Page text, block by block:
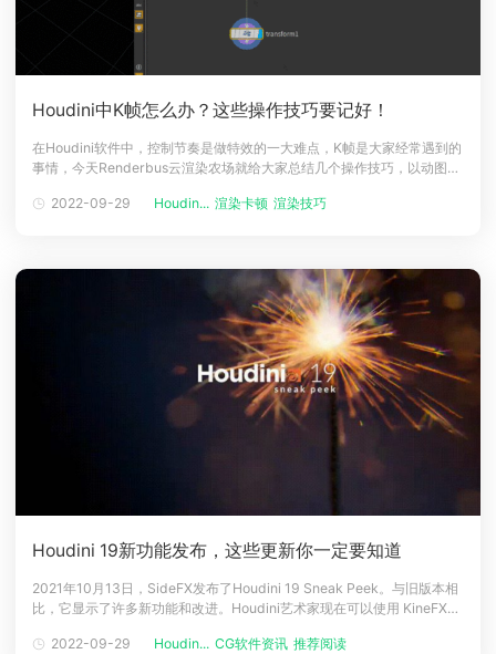
Houdini中K帧怎么办？这些操作技巧要记好！
在Houdini软件中，控制节奏是做特效的一大难点，K帧是大家经常遇到的
事情，今天Renderbus云渲染农场就给大家总结几个操作技巧，以动图来
作Shift+左键打开动画曲线编辑器移动关键帧鼠标中间拖动选择的黄色区
2022-09-29 Houdin... 渲染卡顿 渲染技巧
Houdini 19新功能发布，这些更新你一定要知道
2021年10月13日，SideFX发布了Houdini 19 Sneak Peek。与旧版本相
比，它显示了许多新功能和改进。Houdini艺术家现在可以使用 KineFX、
FX、FLIP Fluids、Vellum、RBD D
2022-09-29 Houdin... CG软件资讯 推荐阅读